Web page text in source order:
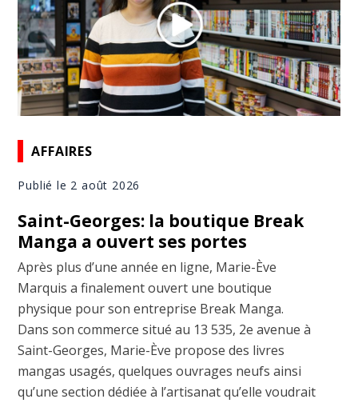
AFFAIRES
Publié le 2 août 2026
Saint-Georges: la boutique Break
Manga a ouvert ses portes
Après plus d’une année en ligne, Marie-Ève
Marquis a finalement ouvert une boutique
physique pour son entreprise Break Manga.
Dans son commerce situé au 13 535, 2e avenue à
Saint-Georges, Marie-Ève propose des livres
mangas usagés, quelques ouvrages neufs ainsi
qu’une section dédiée à l’artisanat qu’elle voudrait